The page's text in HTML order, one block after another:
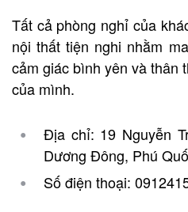
Tất cả phòng nghỉ của
nội thất tiện nghi nhằm
cảm giác bình yên và thân
của mình.
Địa chỉ: 19 Nguyễn
Dương Đông, Phú
Số điện thoại: